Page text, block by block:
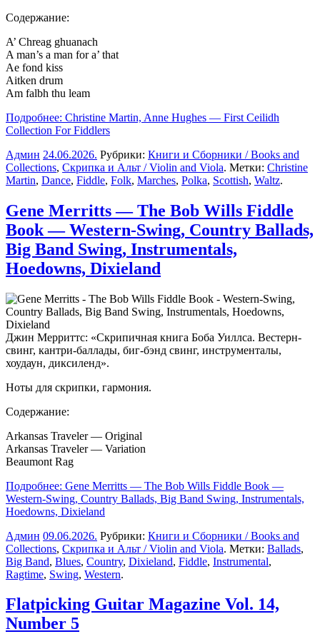
Содержание:
A’ Chreag ghuanach
A man’s a man for a’ that
Ae fond kiss
Aitken drum
Am falbh thu leam
Подробнее: Christine Martin, Anne Hughes — First Ceilidh
Collection For Fiddlers
Админ 24.06.2026. Рубрики: Книги и Сборники / Books and
Collections, Скрипка и Альт / Violin and Viola. Метки: Christine
Martin, Dance, Fiddle, Folk, Marches, Polka, Scottish, Waltz.
Gene Merritts — The Bob Wills Fiddle
Book — Western-Swing, Country Ballads,
Big Band Swing, Instrumentals,
Hoedowns, Dixieland
Джин Мерриттс: «Скрипичная книга Боба Уиллса. Вестерн-
свинг, кантри-баллады, биг-бэнд свинг, инструменталы,
хоудаун, диксиленд».
Ноты для скрипки, гармония.
Содержание:
Arkansas Traveler — Original
Arkansas Traveler — Variation
Beaumont Rag
Подробнее: Gene Merritts — The Bob Wills Fiddle Book —
Western-Swing, Country Ballads, Big Band Swing, Instrumentals,
Hoedowns, Dixieland
Админ 09.06.2026. Рубрики: Книги и Сборники / Books and
Collections, Скрипка и Альт / Violin and Viola. Метки: Ballads,
Big Band, Blues, Country, Dixieland, Fiddle, Instrumental,
Ragtime, Swing, Western.
Flatpicking Guitar Magazine Vol. 14,
Number 5